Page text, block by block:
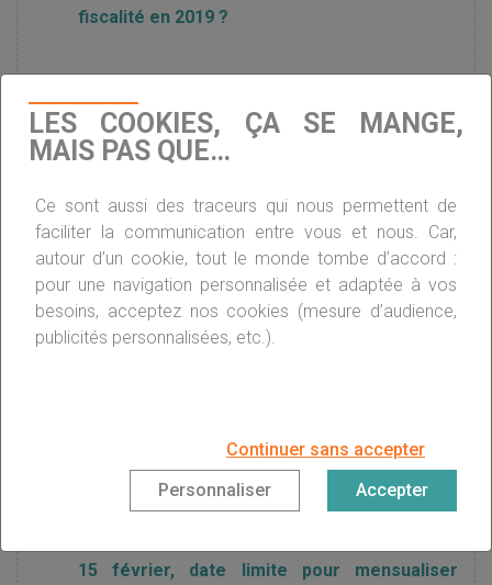
fiscalité en 2019 ?
salarié français
Nouvelle année : ce qui change pour vos
impôts en 2020
À quoi servent vos impôts ?
Impôts locaux : première baisse des taux
depuis dix ans
15 février, date limite pour mensualiser
LES COOKIES, ÇA SE MANGE,
MAIS PAS QUE…
Ce sont aussi des traceurs qui nous permettent de
faciliter la communication entre vous et nous. Car,
autour d’un cookie, tout le monde tombe d’accord :
pour une navigation personnalisée et adaptée à vos
besoins, acceptez nos cookies (mesure d’audience,
publicités personnalisées, etc.).
Continuer sans accepter
Personnaliser
Accepter